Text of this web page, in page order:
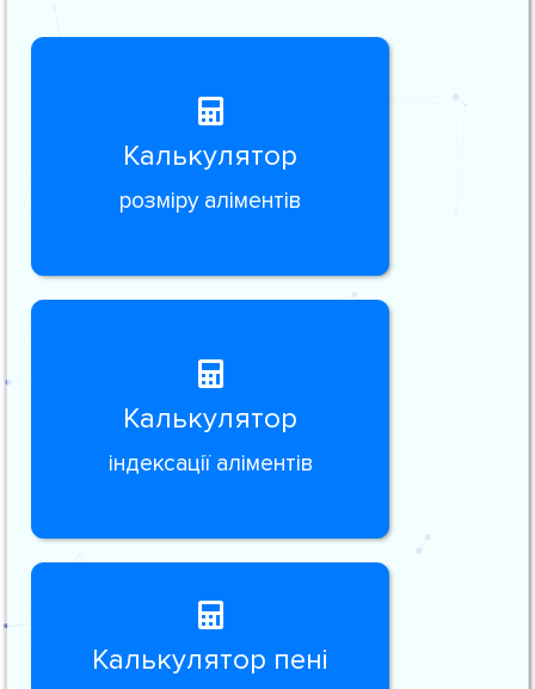
Калькулятор
розміру аліментів
Калькулятор
індексації аліментів
Калькулятор пені